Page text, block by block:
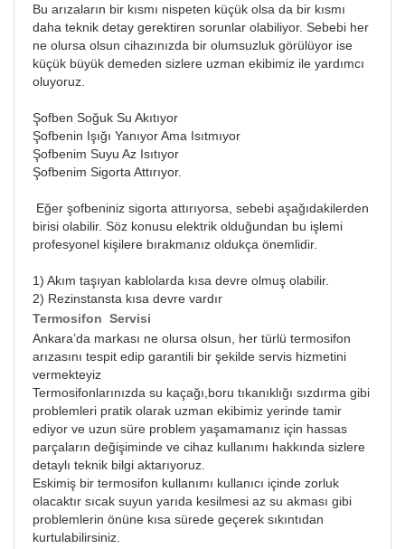
Bu arızaların bir kısmı nispeten küçük olsa da bir kısmı
daha teknik detay gerektiren sorunlar olabiliyor. Sebebi her
ne olursa olsun cihazınızda bir olumsuzluk görülüyor ise
küçük büyük demeden sizlere uzman ekibimiz ile yardımcı
oluyoruz.
Şofben Soğuk Su Akıtıyor
Şofbenin Işığı Yanıyor Ama Isıtmıyor
Şofbenim Suyu Az Isıtıyor
Şofbenim Sigorta Attırıyor.
Eğer şofbeniniz sigorta attırıyorsa, sebebi aşağıdakilerden
birisi olabilir. Söz konusu elektrik olduğundan bu işlemi
profesyonel kişilere bırakmanız oldukça önemlidir.
1) Akım taşıyan kablolarda kısa devre olmuş olabilir.
2) Rezinstansta kısa devre vardır
Termosifon Servisi
Ankara’da markası ne olursa olsun, her türlü termosifon
arızasını tespit edip garantili bir şekilde servis hizmetini
vermekteyiz
Termosifonlarınızda su kaçağı,boru tıkanıklığı sızdırma gibi
problemleri pratik olarak uzman ekibimiz yerinde tamir
ediyor ve uzun süre problem yaşamamanız için hassas
parçaların değişiminde ve cihaz kullanımı hakkında sizlere
detaylı teknik bilgi aktarıyoruz.
Eskimiş bir termosifon kullanımı kullanıcı içinde zorluk
olacaktır sıcak suyun yarıda kesilmesi az su akması gibi
problemlerin önüne kısa sürede geçerek sıkıntıdan
kurtulabilirsiniz.